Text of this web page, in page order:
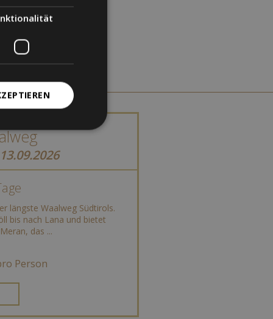
längste Waalweg Südtirols.
bis nach Lana und bietet
das ...
Person